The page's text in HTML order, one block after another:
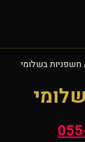
חשפניות בשלומי